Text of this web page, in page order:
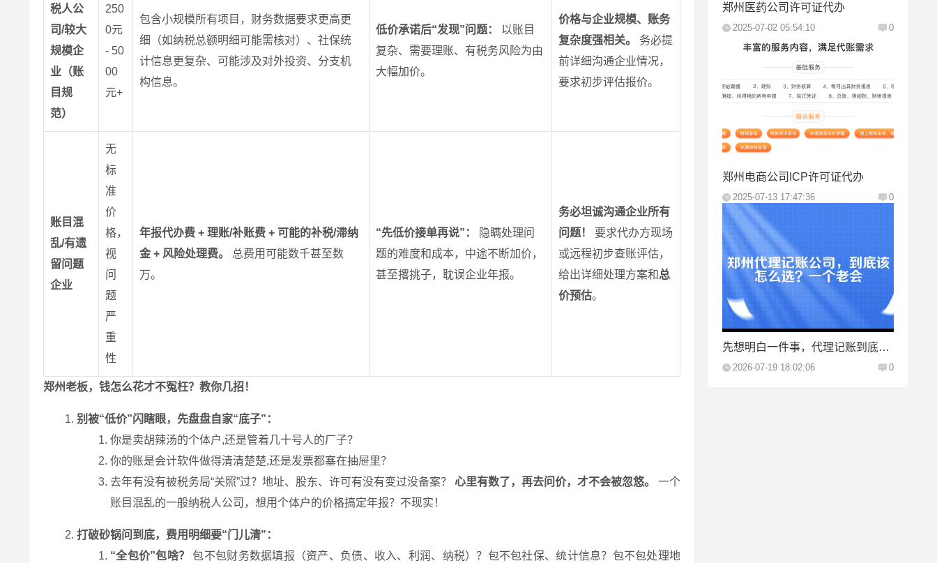
税人公
司/较大
规模企
业（账
目规
范）
250
0元
- 50
00
元+
包含小规模所有项目，财务数据要求更高更
细（如纳税总额明细可能需核对）、社保统
计信息更复杂、可能涉及对外投资、分支机
构信息。
低价承诺后“发现”问题：
以账目
复杂、需要理账、有税务风险为由
大幅加价。
价格与企业规模、账务
复杂度强相关。
务必提
前详细沟通企业情况，
要求初步评估报价。
账目混
乱/有遗
留问题
企业
无
标
准
价
格，
视
问
题
严
重
性
年报代办费 + 理账/补账费 + 可能的补税/滞纳
金 + 风险处理费。
总费用可能数千甚至数
万。
“先低价接单再说”：
隐瞒处理问
题的难度和成本，中途不断加价，
甚至撂挑子，耽误企业年报。
务必坦诚沟通企业所有
问题！
要求代办方现场
或远程初步查账评估，
给出详细处理方案和总
价预估。
郑州老板，钱怎么花才不冤枉？教你几招！
别被“低价”闪瞎眼，先盘盘自家“底子”：
你是卖胡辣汤的个体户,还是管着几十号人的厂子？
你的账是会计软件做得清清楚楚,还是发票都塞在抽屉里？
去年有没有被税务局“关照”过？地址、股东、许可有没有变过没备案？ 心里有数了，再去问价，才不会被忽悠。
一个
账目混乱的一般纳税人公司，想用个体户的价格搞定年报？不现实！
打破砂锅问到底，费用明细要“门儿清”：
“全包价”包啥？
包不包财务数据填报（资产、负债、收入、利润、纳税）？包不包社保、统计信息？包不包处理地
郑州医药公司许可证代办
2025-07-02 05:54:10 0
郑州电商公司ICP许可证代办
2025-07-13 17:47:36 0
先想明白一件事，代理记账到底买的是什么？
2026-07-19 18:02:06 0